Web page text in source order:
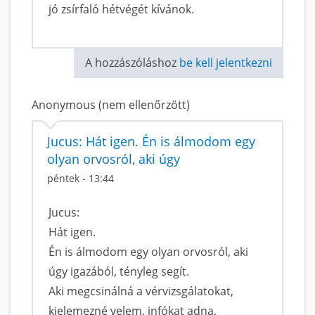
jó zsírfaló hétvégét kívánok.
A hozzászóláshoz be kell jelentkezni
Anonymous (nem ellenőrzött)
Jucus: Hát igen. Én is álmodom egy
olyan orvosról, aki úgy
péntek - 13:44
Jucus:
Hát igen.
Én is álmodom egy olyan orvosról, aki
úgy igazából, tényleg segít.
Aki megcsinálná a vérvizsgálatokat,
kielemezné velem, infókat adna,